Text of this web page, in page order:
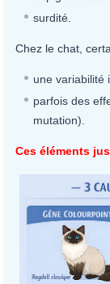
surdité.
Chez le chat,
une variabilité
parfois des
mutation).
Ces éléments